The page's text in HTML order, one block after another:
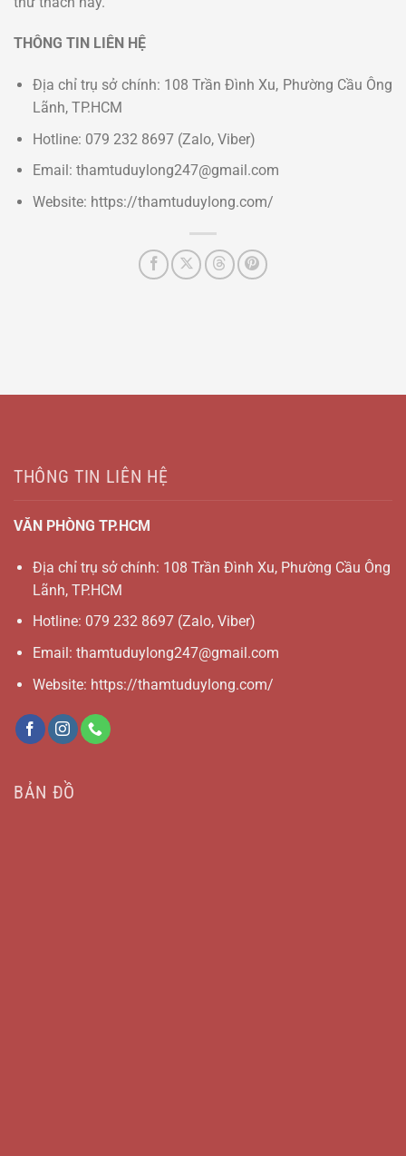
THÔNG TIN LIÊN HỆ
Địa chỉ trụ sở chính: 108 Trần Đình Xu, Phường Cầu Ông
Lãnh, TP.HCM
Hotline: 079 232 8697 (Zalo, Viber)
Email: thamtuduylong247@gmail.com
Website: https://thamtuduylong.com/
THÔNG TIN LIÊN HỆ
VĂN PHÒNG TP.HCM
Địa chỉ trụ sở chính: 108 Trần Đình Xu, Phường Cầu Ông
Lãnh, TP.HCM
Hotline: 079 232 8697(Zalo, Viber)
Email: thamtuduylong247@gmail.com
Website: https://thamtuduylong.com/
BẢN ĐỒ